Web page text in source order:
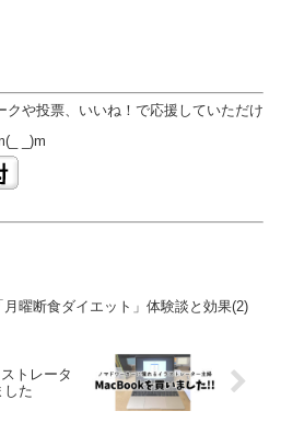
クや投票、いいね！で応援していただけ
_)m
月曜断食ダイエット」体験談と効果(2)
トレータ
した